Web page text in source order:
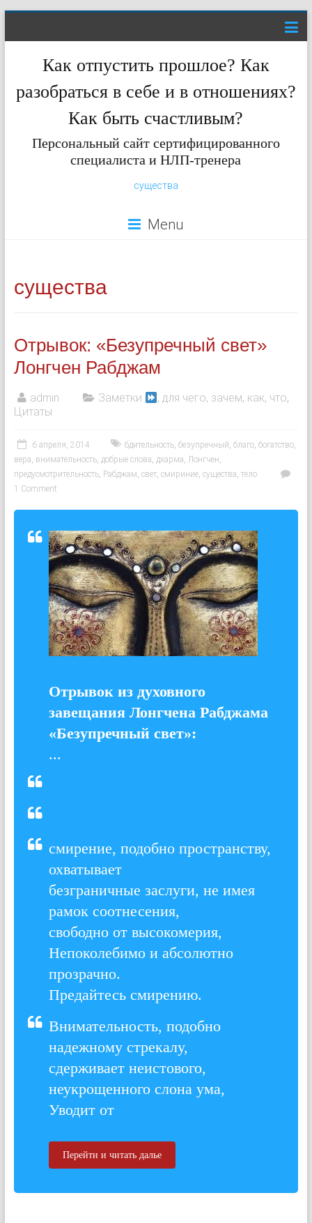
Как отпустить прошлое? Как
разобраться в себе и в отношениях?
Как быть счастливым?
Персональный сайт сертифицированного
специалиста и НЛП-тренера
существа
Menu
существа
Отрывок: «Безупречный свет»
Лонгчен Рабджам
admin Заметки , для чего, зачем, как, что,
Цитаты
6 апреля, 2014 бдительность, безупречный, благо, богатство,
вера, внимательность, добрые слова, дхарма, Лонгчен,
предусмотрительность, Рабджам, свет, смириние, существа, тело
1 Comment
Отрывок из духовного
завещания Лонгчена Рабджама
«Безупречный свет»:
...
смирение, подобно пространству,
охватывает
безграничные заслуги, не имея
рамок соотнесения,
свободно от высокомерия,
Непоколебимо и абсолютно
прозрачно.
Предайтесь смирению.
Внимательность, подобно
надежному стрекалу,
сдерживает неистового,
неукрощенного слона ума,
Уводит от
Перейти и читать далье